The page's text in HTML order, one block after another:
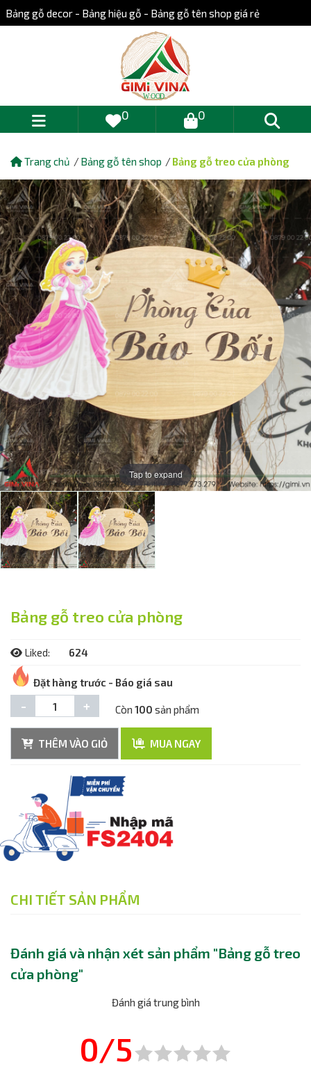
Trang chủ Bảng gỗ tên shop Bảng gỗ treo cửa phòng
Tap to expand
Bảng gỗ treo cửa phòng
Liked: 624
Đặt hàng trước - Báo giá sau
- + Còn 100 sản phẩm
THÊM VÀO GIỎ MUA NGAY
CHI TIẾT SẢN PHẨM
Đánh giá và nhận xét sản phẩm "Bảng gỗ treo
cửa phòng"
Đánh giá trung bình
0/5
Bảng gỗ decor - Bảng hiệu gỗ - Bảng gỗ tên shop giá rẻ
0 0